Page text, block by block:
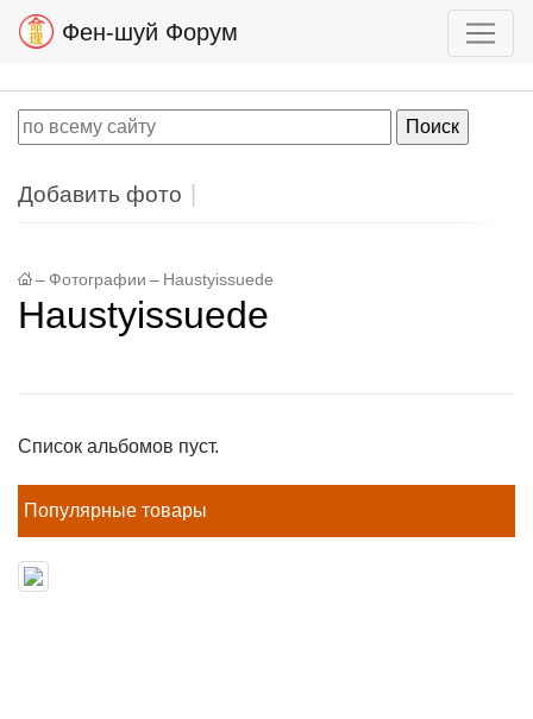
Фен-шуй Форум
Добавить фото
– Фотографии – Haustyissuede
Haustyissuede
Список альбомов пуст.
Популярные товары